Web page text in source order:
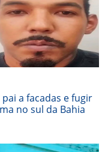
a facadas e fugir
no sul da Bahia